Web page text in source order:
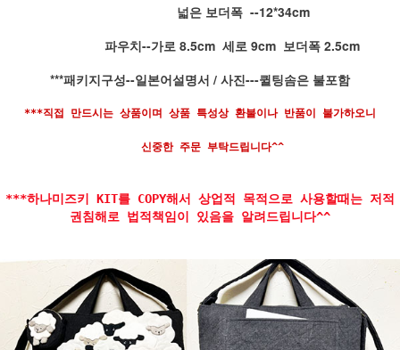
넓은 보더폭 --12*34cm
파우치--가로 8.5cm 세로 9cm 보더폭 2.5cm
***패키지구성--일본어설명서 / 사진---퀼팅솜은 불포함
***직접 만드시는 상품이며 상품 특성상 환불이나 반품이 불가하오니
신중한 주문 부탁드립니다^^
***하나미즈키 KIT를 COPY해서 상업적 목적으로 사용할때는 저적
권침해로 법적책임이 있음을 알려드립니다^^